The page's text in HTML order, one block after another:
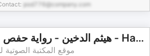
pod776@company.com
هيثم الدخين - رواية حفص عن عاصم - Haitham Aldukhain - Rewayat Hafs A'n Assem |
موقع المكتبة الصوتية